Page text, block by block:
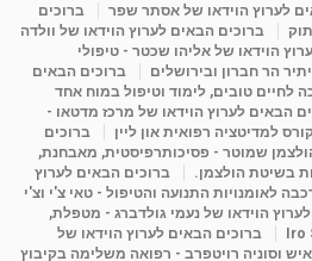
בהרצליה-
לערוץ הוידאו של אסתר שפר
ברוכים
ברוכים הבאים לערוץ הוידאו של וולדה
הוידאו של אליהו שכטר - טיפולי
הר חברון ובירושלים
ברוכים הבאים
לחיים טובים, לימוד וטיפול במוח אחד
הבאים לערוץ הוידאו של מרכז מדטאו -
למדיטציה רפואית און ליין
ברוכים
שמוטר - פסיכותרפיסטית, מאבחנת,
בשיטת הולצמן.
ברוכים הבאים לערוץ
לאומנויות התנועה והטיפול - טאי צ'י וצ'י
הוידאו של נעמי גולדברג - מטפלת,
ברוכים הבאים לערוץ הוידאו של
וסוניה רויטפרב - רפואה משלימה בקיבוץ